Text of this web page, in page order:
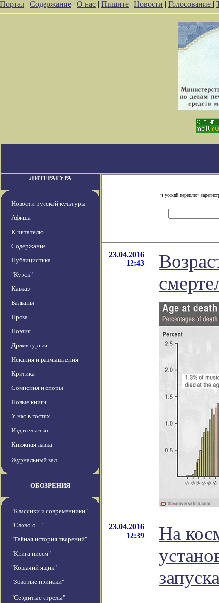
Портал | Содержание | О нас | Пишите | Новости | Голосование |
ЛИТЕРАТУРА
Новости русской культуры
Афиша
К читателю
Содержание
Публицистика
"Курск"
Кавказ
Балканы
Проза
Поэзия
Драматургия
Искания и размышления
Критика
Сомнения и споры
Новые книги
У нас в гостях
Издательство
Книжная лавка
Журнальный зал
ОБОЗРЕНИЯ
"Классики и современники"
"Слово о..."
"Тайная история творений"
"Книга писем"
"Кошачий ящик"
"Золотые прииски"
"Сердитые стрелы"
"Русский переплет"
23.04.2016
12:43
23.04.2016
12:39
На
запуска